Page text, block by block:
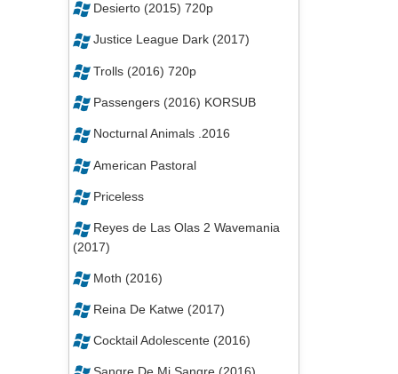
Desierto (2015) 720p
Justice League Dark (2017)
Trolls (2016) 720p
Passengers (2016) KORSUB
Nocturnal Animals .2016
American Pastoral
Priceless
Reyes de Las Olas 2 Wavemania
(2017)
Moth (2016)
Reina De Katwe (2017)
Cocktail Adolescente (2016)